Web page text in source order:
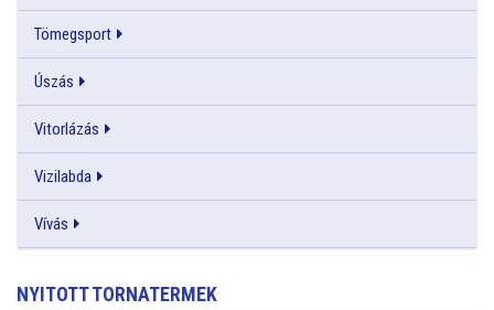
Tömegsport
Úszás
Vitorlázás
Vizilabda
Vívás
NYITOTT TORNATERMEK